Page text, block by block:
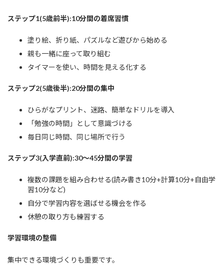
ステップ1(5歳前半):10分間の着席習慣
塗り絵、折り紙、パズルなど遊びから始める
親も一緒に座って取り組む
タイマーを使い、時間を見える化する
ステップ2(5歳後半):20分間の集中
ひらがなプリント、迷路、簡単なドリルを導入
「勉強の時間」として意識づける
毎日同じ時間、同じ場所で行う
ステップ3(入学直前):30〜45分間の学習
複数の課題を組み合わせる(読み書き10分+計算10分+自由学
習10分など)
自分で学習内容を選ばせる機会を作る
休憩の取り方も練習する
学習環境の整備
集中できる環境づくりも重要です。